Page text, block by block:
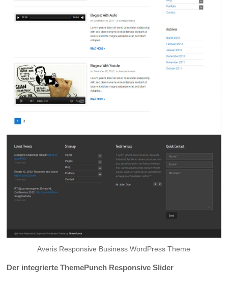
Averis Responsive Business WordPress Theme
Der integrierte ThemePunch Responsive Slider